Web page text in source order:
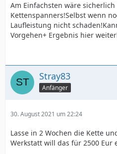
Am Einfachsten wäre
Kettenspanners!Selbst wenn
Laufleistung nicht
Vorgehen+ Ergebnis hier
Stray83
Anfänger
30. August 2021 um 22:24
Lasse in 2 Wochen die Kette
Werkstatt will das für 2500